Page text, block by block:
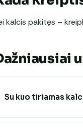
kalcis pakitęs –
Su kuo tiriamas